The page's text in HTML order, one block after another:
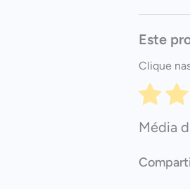
Este
Clique
Média